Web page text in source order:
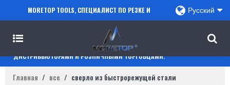
MORETOP TOOLS, СПЕЦИАЛИСТ ПО РЕЗКЕ И
СВЕРЛЕНИЮ, СОТРУДНИЧАЕТ С ПРОДАВЦАМИ
AMAZON, РЕГИОНАЛЬНЫМИ ОПТОВИКАМИ,
ДИСТРИБЬЮТОРАМИ И РОЗНИЧНЫМИ ТОРГОВЦАМИ.
Русский
Главная / все / сверло из быстрорежущей стали